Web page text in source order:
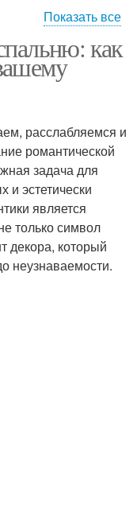
номере
на кровать
для аранжировки
Показать все
как
расслабляемся и
романтической
задача для
эстетически
является
только символ
декора, который
неузнаваемости.